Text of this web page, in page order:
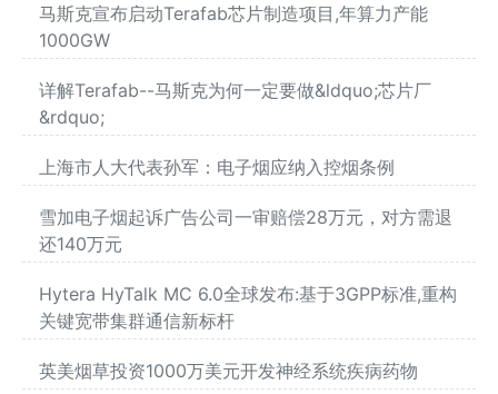
马斯克宣布启动Terafab芯片制造项目,年算力产能
1000GW
详解Terafab--马斯克为何一定要做&ldquo;芯片厂
&rdquo;
上海市人大代表孙军：电子烟应纳入控烟条例
雪加电子烟起诉广告公司一审赔偿28万元，对方需退
还140万元
Hytera HyTalk MC 6.0全球发布:基于3GPP标准,重构
关键宽带集群通信新标杆
英美烟草投资1000万美元开发神经系统疾病药物